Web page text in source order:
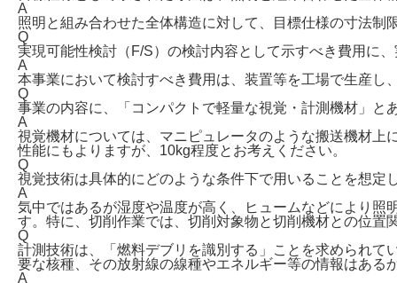
A
照明と組み合わせた全体構造に対して、目標仕様の寸法制
Q
実現可能性検討（F/S）の検討内容として示すべき費用に
A
本事業において検討すべき費用は、装置等を工場で生産
Q
事業の内容に、「コンパクトで軽量な視覚・計測機材」と
A
視覚機材については、マニピュレータのような搬送機材
性能にもよりますが、10kg程度とお考えください。
Q
視覚技術は具体的にどのような条件下で用いることを想定
A
気中ではあるが湿度や温度が高く、ヒュームなどにより
す。特に、切削作業では、切削対象物と切削機材との位置
Q
計測技術は、「燃料デブリを識別する」ことを求められ
要な核種、その放射線の線種やエネルギー等の情報はある
A